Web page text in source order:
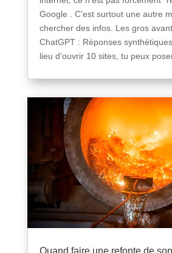
Google . C’est surtout une autre
chercher des infos. Les gros
ChatGPT : Réponses
lieu d’ouvrir 10 sites, tu peux